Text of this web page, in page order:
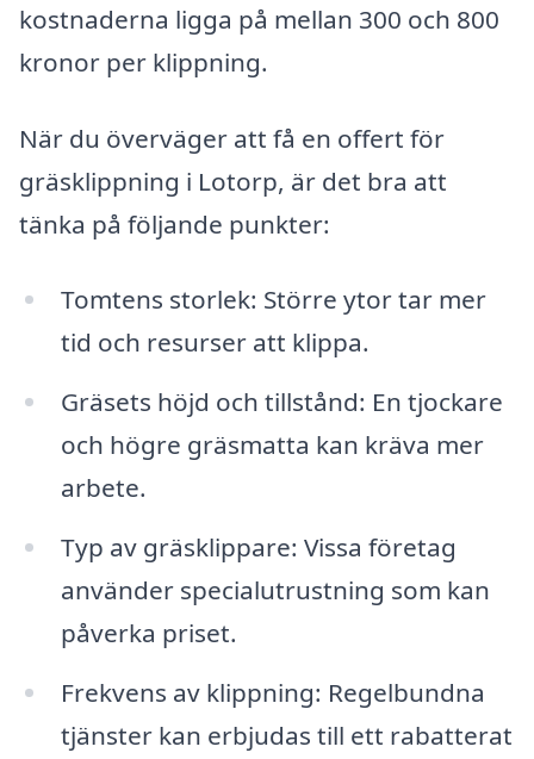
kostnaderna ligga på mellan 300 och 800
kronor per klippning.
När du överväger att få en offert för
gräsklippning i Lotorp, är det bra att
tänka på följande punkter:
Tomtens storlek: Större ytor tar mer
tid och resurser att klippa.
Gräsets höjd och tillstånd: En tjockare
och högre gräsmatta kan kräva mer
arbete.
Typ av gräsklippare: Vissa företag
använder specialutrustning som kan
påverka priset.
Frekvens av klippning: Regelbundna
tjänster kan erbjudas till ett rabatterat